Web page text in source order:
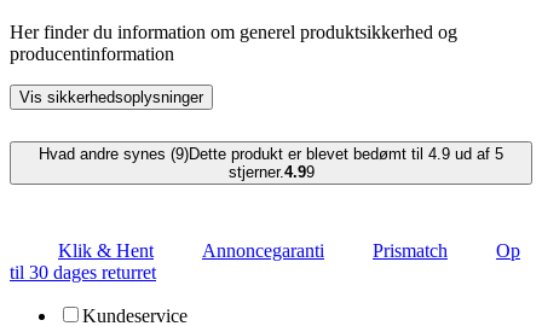
Her finder du information om generel produktsikkerhed og
producentinformation
Vis sikkerhedsoplysninger
Hvad andre synes (9)Dette produkt er blevet bedømt til 4.9 ud af 5
stjerner.4.99
Klik & Hent Annoncegaranti Prismatch
Op
til 30 dages returret
Kundeservice